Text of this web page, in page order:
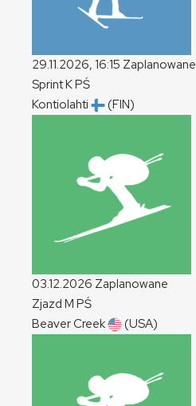
29.11.2026, 16:15 Zaplanowane
SprintKPŚ
Kontiolahti
(FIN)
03.12.2026 Zaplanowane
Zjazd M PŚ
Beaver Creek
(USA)